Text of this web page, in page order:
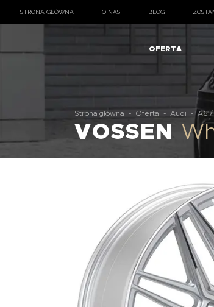
STRONA GŁÓWNA O NAS BLOG
OFERTA
Strona główna - Oferta - Audi - A6 /
VOSSEN